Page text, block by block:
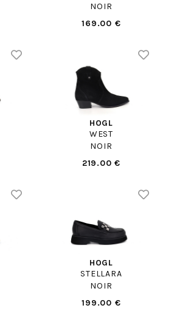
NOIR
169.00 €
HOGL
WEST
NOIR
219.00 €
HOGL
STELLARA
NOIR
199.00 €